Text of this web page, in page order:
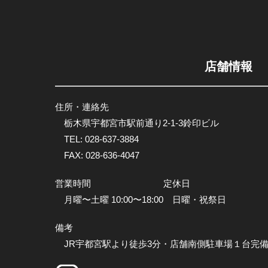
店舗情報
住所・連絡先
栃木県宇都宮市駅前通り2-1-3鈴印ビル
TEL: 028-637-3884
FAX: 028-636-4047
営業時間
月曜〜土曜 10:00〜18:00
定休日
日曜・祝祭日
備考
JR宇都宮駅より徒歩3分・店舗南側駐車場１台完備